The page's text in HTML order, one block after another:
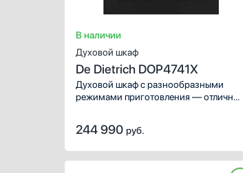
В наличии
Духовой шкаф
De Dietrich DOP4741X
Духовой шкаф с разнообразными
режимами приготовления — отличный
с цветным дисплеем будет понятно
244 990 руб.